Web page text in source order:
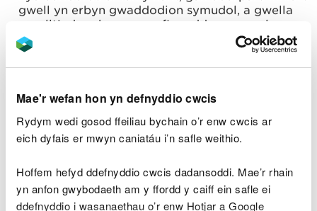
Mae'r wefan hon yn defnyddio cwcis
Rydym wedi gosod ffeiliau bychain o’r enw cwcis ar
eich dyfais er mwyn caniatáu i’n safle weithio.
Hoffem hefyd ddefnyddio cwcis dadansoddi. Mae’r rhain
yn anfon gwybodaeth am y ffordd y caiff ein safle ei
ddefnyddio i wasanaethau o’r enw Hotjar a Google
gwell yn erbyn gwaddodion symudol, a gwella
cysylltiadau rhwng cynefinoedd presennol.
Cynnal a gwella cynefinoedd â blaenoriaeth ac
amddiffyn rhywogaethau a warchodir, a
chanolbwyntio ar adferiad rhannol o
wella cysylltedd cynefinoedd a rheolaeth
cysylltiadau ar hyd parthau torlannol, ffyrdd
coedwig, hawliau tramwy cyhoeddus a llwybrau
choridorau coetir brodorol yn briodol. Bydd
rhywogaethau allweddol a warchodir gan Ewrop
a gofnodwyd yn y cyffiniau yn elwa ar y gwaith